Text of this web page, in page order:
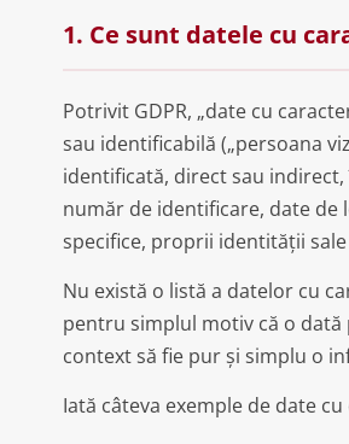
1. Ce sunt datele cu
Potrivit GDPR, „date cu
sau identificabilă („persoana
identificată, direct sau
număr de identificare, date de
specifice, proprii identității
Nu există o listă a datelor cu
pentru simplul motiv că o
context să fie pur și simplu o
Iată câteva exemple de date